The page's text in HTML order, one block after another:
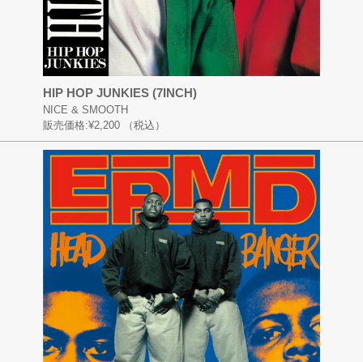
HIP HOP JUNKIES (7INCH)
NICE & SMOOTH
販売価格:¥2,200 （税込）